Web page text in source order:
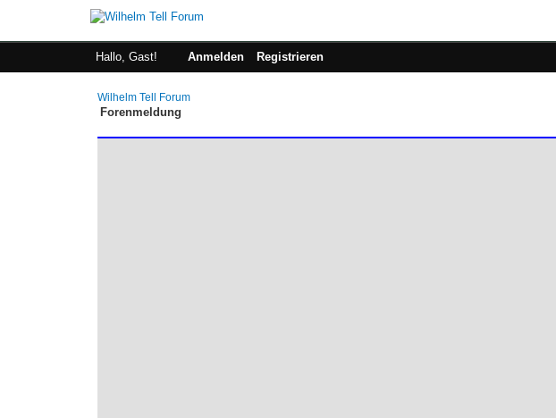
Hallo, Gast! Anmelden Registrieren
Wilhelm Tell Forum
Forenmeldung